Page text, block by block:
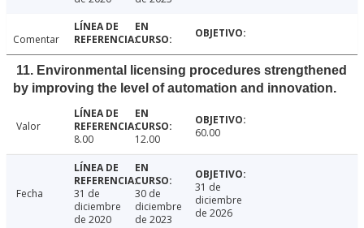
Comentar
11. Environmental licensing procedures strengthened
by improving the level of automation and innovation.
Valor
8.00
12.00 60.00
Fecha
31 de
diciembre
de 2020
30 de
diciembre
de 2023
31 de
diciembre
de 2026